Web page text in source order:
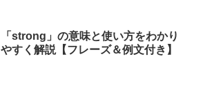
「strong」の意味と使い方をわかり
やすく解説【フレーズ＆例文付き】